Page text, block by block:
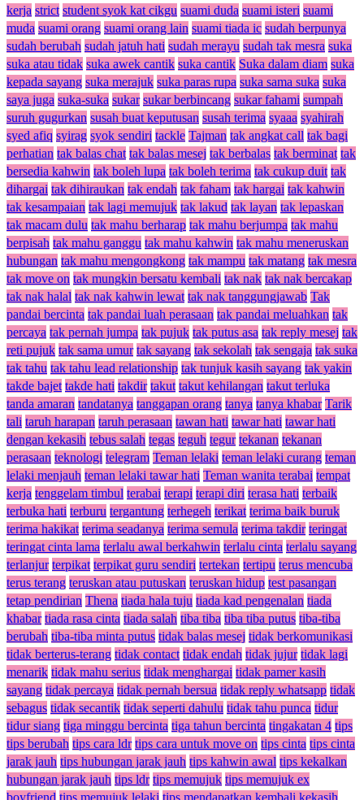
kerja strict student syok kat cikgu suami duda suami isteri suami
muda suami orang suami orang lain suami tiada ic sudah berpunya
sudah berubah sudah jatuh hati sudah merayu sudah tak mesra suka
suka atau tidak suka awek cantik suka cantik Suka dalam diam suka
kepada sayang suka merajuk suka paras rupa suka sama suka suka
saya juga suka-suka sukar sukar berbincang sukar fahami sumpah
suruh gugurkan susah buat keputusan susah terima syaaa syahirah
syed afiq syirag syok sendiri tackle Tajman tak angkat call tak bagi
perhatian tak balas chat tak balas mesej tak berbalas tak berminat tak
bersedia kahwin tak boleh lupa tak boleh terima tak cukup duit tak
dihargai tak dihiraukan tak endah tak faham tak hargai tak kahwin
tak kesampaian tak lagi memujuk tak lakud tak layan tak lepaskan
tak macam dulu tak mahu berharap tak mahu berjumpa tak mahu
berpisah tak mahu ganggu tak mahu kahwin tak mahu meneruskan
hubungan tak mahu mengongkong tak mampu tak matang tak mesra
tak move on tak mungkin bersatu kembali tak nak tak nak bercakap
tak nak halal tak nak kahwin lewat tak nak tanggungjawab Tak
pandai bercinta tak pandai luah perasaan tak pandai meluahkan tak
percaya tak pernah jumpa tak pujuk tak putus asa tak reply mesej tak
reti pujuk tak sama umur tak sayang tak sekolah tak sengaja tak suka
tak tahu tak tahu lead relationship tak tunjuk kasih sayang tak yakin
takde bajet takde hati takdir takut takut kehilangan takut terluka
tanda amaran tandatanya tanggapan orang tanya tanya khabar Tarik
tali taruh harapan taruh perasaan tawan hati tawar hati tawar hati
dengan kekasih tebus salah tegas teguh tegur tekanan tekanan
perasaan teknologi telegram Teman lelaki teman lelaki curang teman
lelaki menjauh teman lelaki tawar hati Teman wanita terabai tempat
kerja tenggelam timbul terabai terapi terapi diri terasa hati terbaik
terbuka hati terburu tergantung terhegeh terikat terima baik buruk
terima hakikat terima seadanya terima semula terima takdir teringat
teringat cinta lama terlalu awal berkahwin terlalu cinta terlalu sayang
terlanjur terpikat terpikat guru sendiri tertekan tertipu terus mencuba
terus terang teruskan atau putuskan teruskan hidup test pasangan
tetap pendirian Thena tiada hala tuju tiada kad pengenalan tiada
khabar tiada rasa cinta tiada salah tiba tiba tiba tiba putus tiba-tiba
berubah tiba-tiba minta putus tidak balas mesej tidak berkomunikasi
tidak berterus-terang tidak contact tidak endah tidak jujur tidak lagi
menarik tidak mahu serius tidak menghargai tidak pamer kasih
sayang tidak percaya tidak pernah bersua tidak reply whatsapp tidak
sebagus tidak secantik tidak seperti dahulu tidak tahu punca tidur
tidur siang tiga minggu bercinta tiga tahun bercinta tingakatan 4 tips
tips berubah tips cara ldr tips cara untuk move on tips cinta tips cinta
jarak jauh tips hubungan jarak jauh tips kahwin awal tips kekalkan
hubungan jarak jauh tips ldr tips memujuk tips memujuk ex
boyfriend tips memujuk lelaki tips mendapatkan kembali kekasih